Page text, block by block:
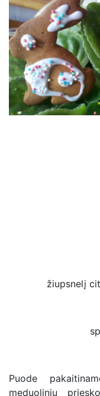
žiupsnelį
Puode
meduolinių